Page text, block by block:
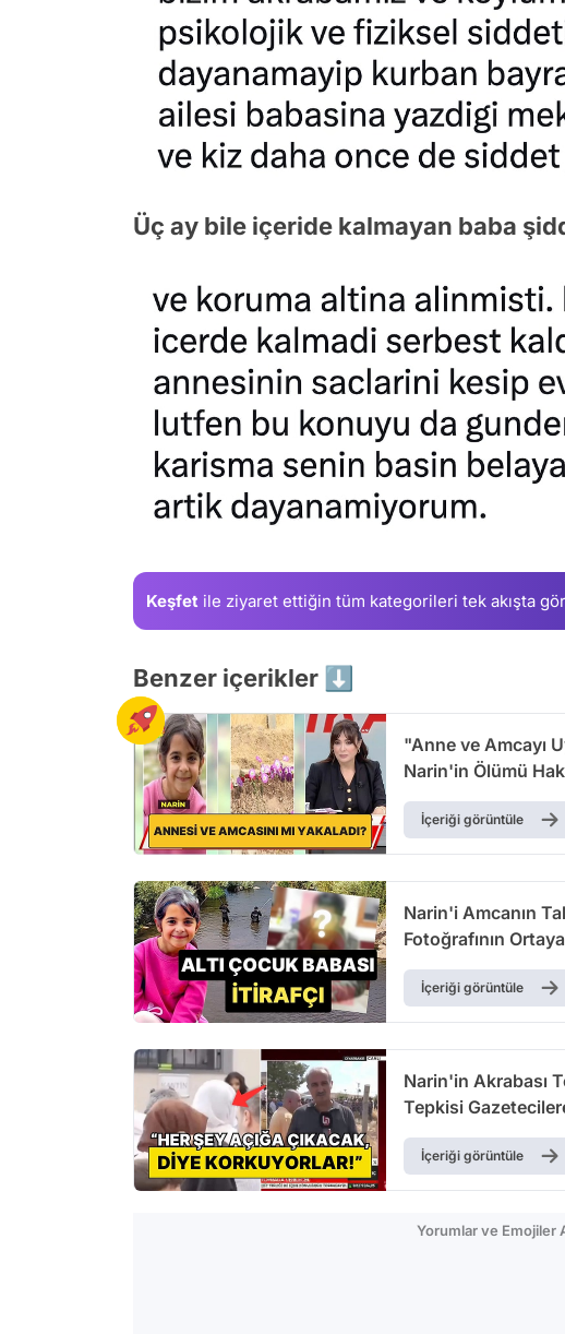
Üç ay bile içeride kalmayan baba
Keşfet ile ziyaret ettiğin tüm kategorileri tek akışta
Benzer içerikler ⬇️
"Anne ve Amcayı
Narin'in Ölümü
İçeriği görüntüle
Narin'i Amcanın
Fotoğrafının
İçeriği görüntüle
Narin'in Akrabası
Tepkisi
İçeriği görüntüle
Yorumlar ve Emojiler